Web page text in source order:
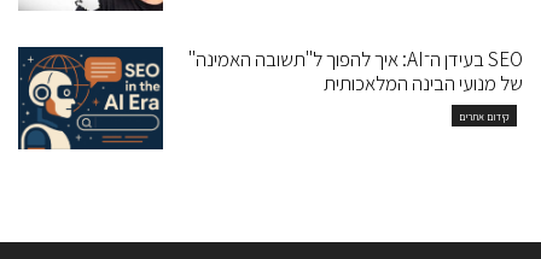
SEO בעידן ה־AI: איך להפוך ל"תשובה האמינה"
של מנועי הבינה המלאכותית
קידום אתרים